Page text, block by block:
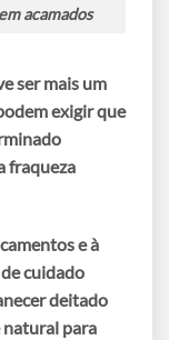
acamados
ser mais um
exigir que
fraqueza
e à
cuidado
deitado
natural para